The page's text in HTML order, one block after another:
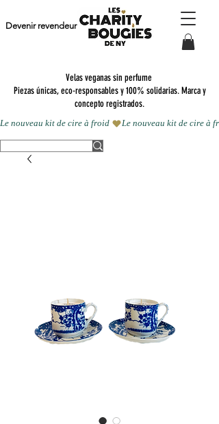
Velas veganas sin perfume
Piezas únicas, eco-responsables y 100% solidarias. Marca y
concepto registrados.
Devenir revendeur
Le nouveau kit de cire à froid